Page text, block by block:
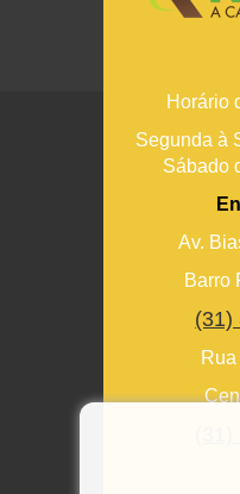
Horário
Segunda à
Sábado
Av.
Barro
(31)